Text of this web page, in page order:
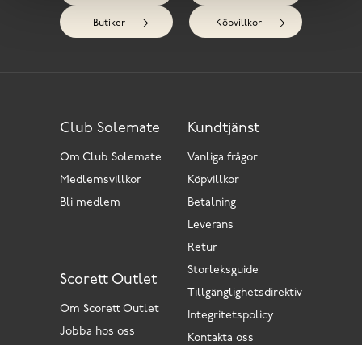
Butiker Köpvillkor
Kundtjänst
Vanliga frågor
Köpvillkor
Betalning
Leverans
Retur
Storleksguide
Tillgänglighetsdirektiv
Integritetspolicy
Kontakta oss
Scorett Outlet
Om Scorett Outlet
Jobba hos oss
Club Solemate
Om Club Solemate
Medlemsvillkor
Bli medlem